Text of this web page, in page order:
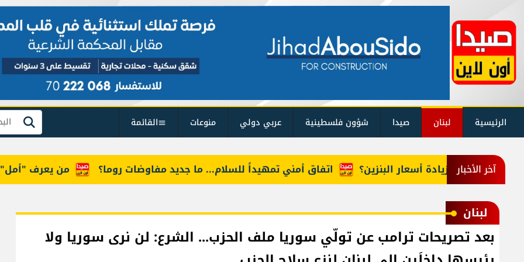
الرئيسية لبنان صيدا شؤون فلسطينية عربي دولي منوعات القائمة بحث
آخر الأخبار من يعرف "أمل"؟ اتفاق أمني تمهيداً للسلام... ما جديد مفاوضات روما؟ ما حقيقة زيادة أسعار البنزين؟
لبنان
بعد تصريحات ترامب عن تولّي سوريا ملف الحزب... الشرع: لن نرى سوريا ولا